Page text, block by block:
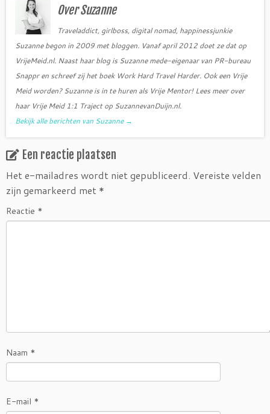
Over Suzanne
Traveladdict, girlboss, digital nomad, happinessjunkie
Suzanne begon in 2009 met bloggen. Vanaf april 2012 doet ze dat op
VrijeMeid.nl. Naast haar blog is Suzanne mede-eigenaar van PR-bureau
Snappr en schreef zij het boek Work Hard Travel Harder. Ook een Vrije
Meid worden? Suzanne is in te huren als Vrije Mentor! Lees meer over
haar Vrije Meid 1:1 Traject op SuzannevanDuijn.nl.
Bekijk alle berichten van Suzanne →
Een reactie plaatsen
Het e-mailadres wordt niet gepubliceerd. Vereiste velden
zijn gemarkeerd met *
Reactie *
Naam *
E-mail *